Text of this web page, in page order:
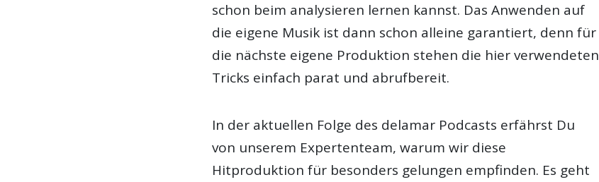
schon beim analysieren lernen kannst. Das Anwenden auf
die eigene Musik ist dann schon alleine garantiert, denn für
die nächste eigene Produktion stehen die hier verwendeten
Tricks einfach parat und abrufbereit.
In der aktuellen Folge des delamar Podcasts erfährst Du
von unserem Expertenteam, warum wir diese
Hitproduktion für besonders gelungen empfinden. Es geht